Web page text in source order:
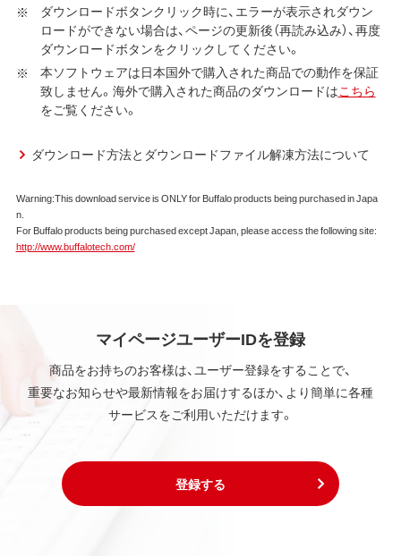
ア（ユーティリティ・ファームウェア・ドライバなど）を含み
以下、本ソフトウェアといいます）の使用を許諾いたしま
す。
第1条 使用許諾
使用をお客様に非専属的に許諾します。
第2条 知的所有権
する法律ならびに条約によって保護されています。
本ソフトウェアは、本契約に規定される条件のもとで
本ソフトウェアに対する知的所有権に関する表示を
削除してはならないものとします。
第3条 使用制限
本ソフトウェアの用途は、購入商品またはその添付ソ
り、逆アセンブル、逆コンパイル、リバースエンジニア
リング、その他の修正を本ソフトウェアに加えること
はできません。
ダウンロードボタンクリック時に、エラーが表示されダウン
ロードができない場合は、ページの更新後（再読み込み）、再度
ダウンロードボタンをクリックしてください。
本ソフトウェアは日本国外で購入された商品での動作を保証
致しません。海外で購入された商品のダウンロードはこちら
をご覧ください。
ダウンロード方法とダウンロードファイル解凍方法について
Warning:This download service is ONLY for Buffalo products being purchased in Japa
n.
For Buffalo products being purchased except Japan, please access the following site:
http://www.buffalotech.com/
マイページユーザーIDを登録
商品をお持ちのお客様は、ユーザー登録をすることで、
重要なお知らせや最新情報をお届けするほか、より簡単に各種
サービスをご利用いただけます。
登録する